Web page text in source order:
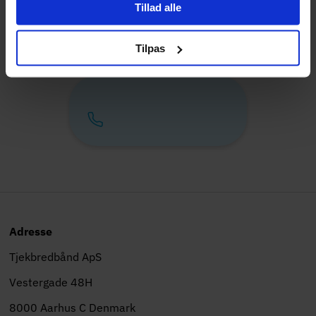
Tillad alle
Tilpas
Adresse
Tjekbredbånd ApS
Vestergade 48H
8000 Aarhus C Denmark